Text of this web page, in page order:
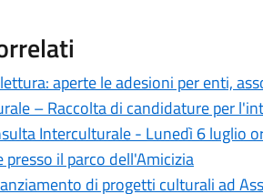
aperte le adesioni per enti,
– Raccolta di candidature per
Interculturale - Lunedì 6 luglio
il parco dell'Amicizia
di progetti culturali ad